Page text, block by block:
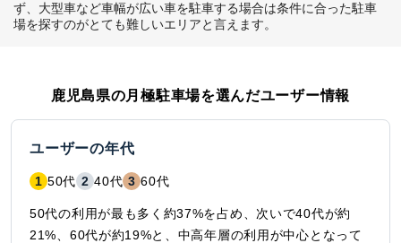
ず、大型車など車幅が広い車を駐車する場合は条件に合った駐車
場を探すのがとても難しいエリアと言えます。
鹿児島県の月極駐車場を選んだユーザー情報
ユーザーの年代
1 50代 2 40代 3 60代
50代の利用が最も多く約37%を占め、次いで40代が約
21%、60代が約19%と、中高年層の利用が中心となって